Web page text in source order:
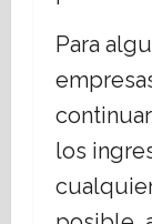
Para
los